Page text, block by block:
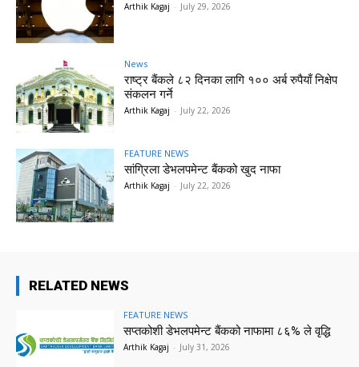
Arthik Kagaj - July 29, 2026
News
राष्ट्र बैंकले ८२ दिनका लागि १०० अर्ब रुपैयाँ निक्षेप
संकलन गर्ने
Arthik Kagaj - July 22, 2026
FEATURE NEWS
सांग्रिला डेभलपमेन्ट बैंकको खुद नाफा
Arthik Kagaj - July 22, 2026
RELATED NEWS
FEATURE NEWS
सप्तकोशी डेभलपमेन्ट बैंकको नाफामा ८६% ले वृद्धि
Arthik Kagaj - July 31, 2026